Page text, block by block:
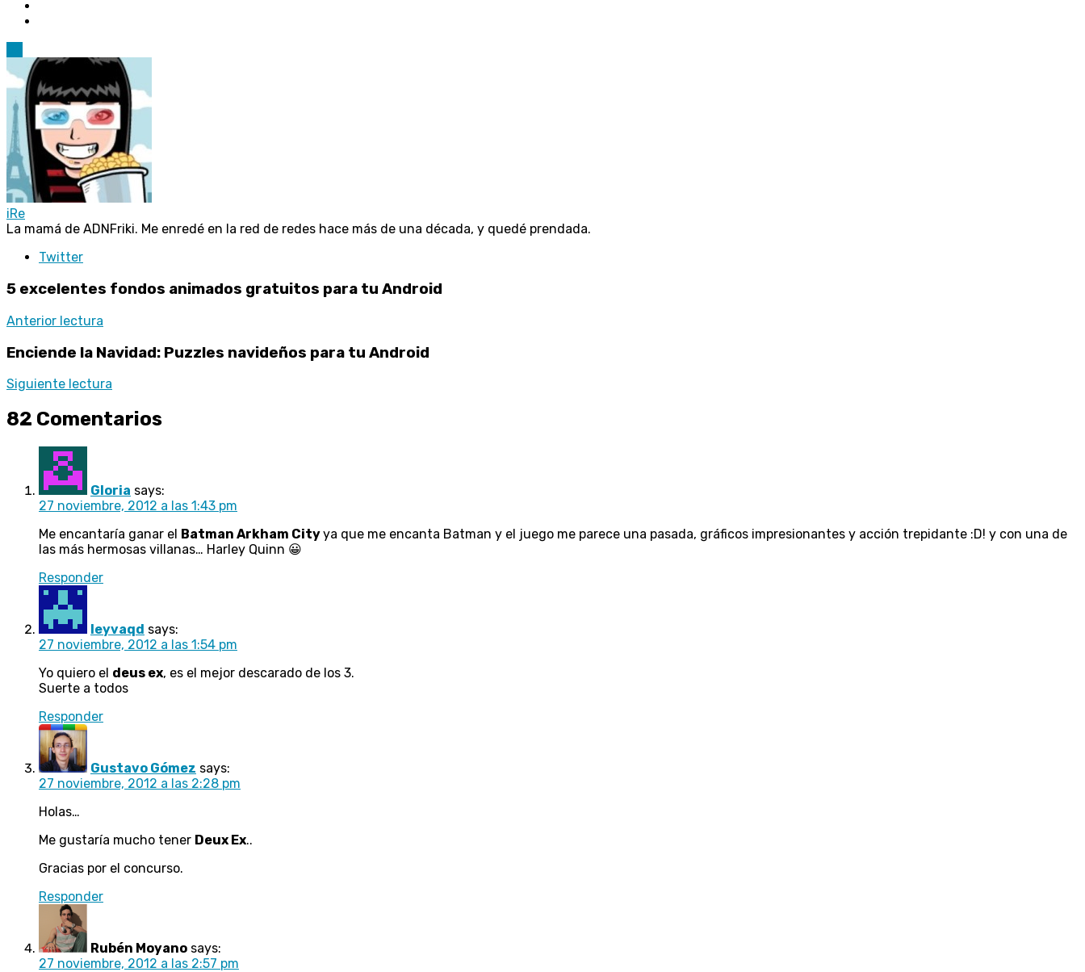
iRe
La mamá de ADNFriki. Me enredé en la red de redes hace más de una década, y quedé prendada.
Twitter
5 excelentes fondos animados gratuitos para tu Android
Anterior lectura
Enciende la Navidad: Puzzles navideños para tu Android
Siguiente lectura
82 Comentarios
Gloria says:
27 noviembre, 2012 a las 1:43 pm
Me encantaría ganar el Batman Arkham Cityya que me encanta Batman y el juego me parece una pasada, gráficos impresionantes y acción trepidante :D! y con una de
las más hermosas villanas… Harley Quinn 😀
Responder
leyvaqd says:
27 noviembre, 2012 a las 1:54 pm
Yo quiero el deus ex, es el mejor descarado de los 3.
Suerte a todos
Responder
Gustavo Gómez says:
27 noviembre, 2012 a las 2:28 pm
Holas…
Me gustaría mucho tener Deux Ex..
Gracias por el concurso.
Responder
Rubén Moyano says:
27 noviembre, 2012 a las 2:57 pm